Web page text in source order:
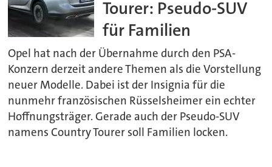
Tourer: Pseudo-SUV
für Familien
Opel hat nach der Übernahme durch den PSA-
Konzern derzeit andere Themen als die Vorstellung
neuer Modelle. Dabei ist der Insignia für die
nunmehr französischen Rüsselsheimer ein echter
Hoffnungsträger. Gerade auch der Pseudo-SUV
namens Country Tourer soll Familien locken.